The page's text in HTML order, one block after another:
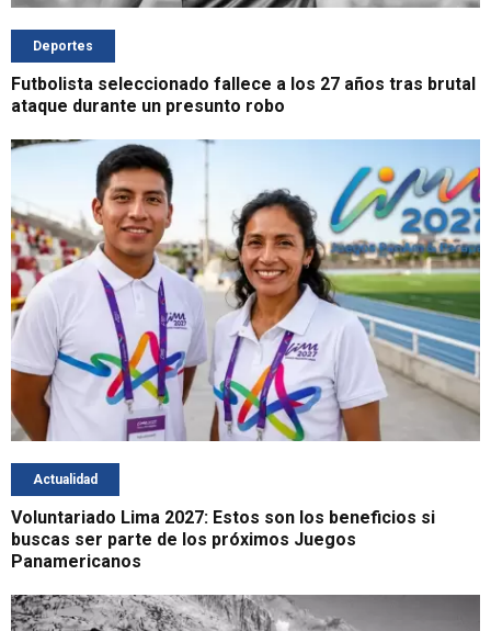
Deportes
Futbolista seleccionado fallece a los 27 años tras brutal
ataque durante un presunto robo
Actualidad
Voluntariado Lima 2027: Estos son los beneficios si
buscas ser parte de los próximos Juegos
Panamericanos